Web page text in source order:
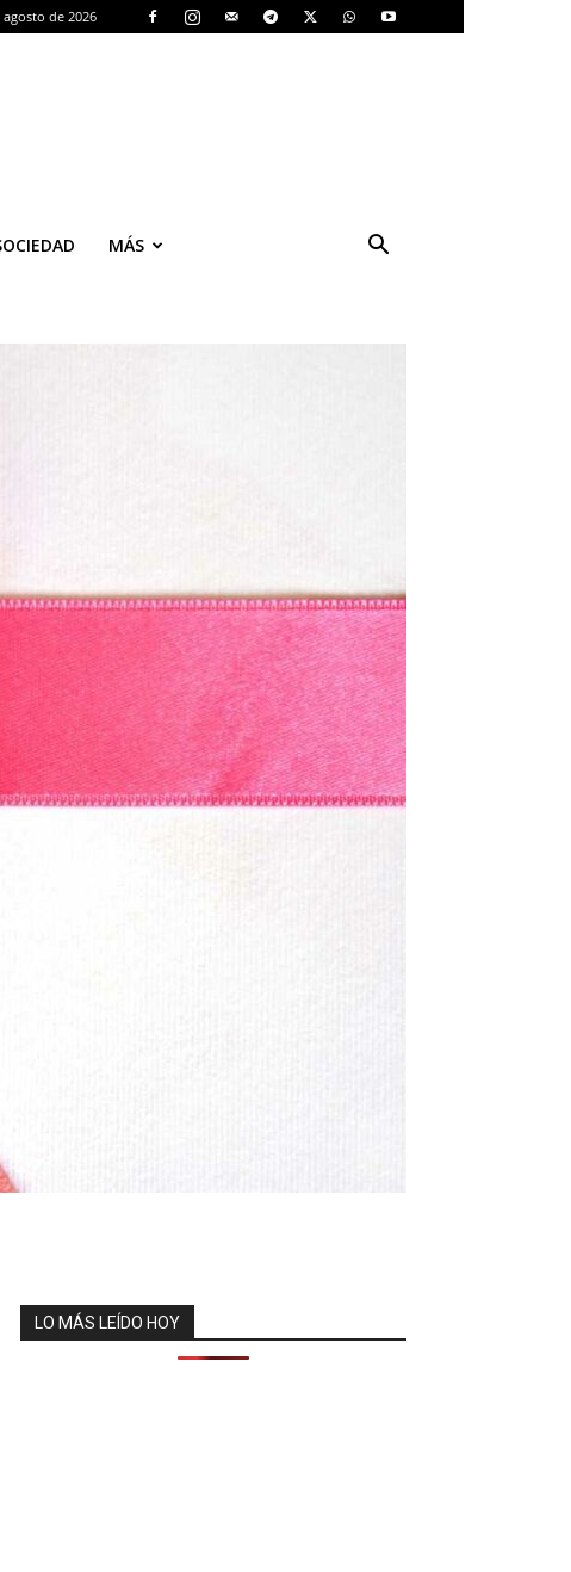
agosto de 2026
MÁS
LO MÁS LEÍDO HOY